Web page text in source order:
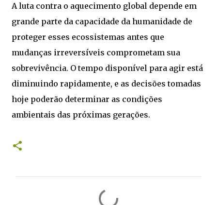
A luta contra o aquecimento global depende em
grande parte da capacidade da humanidade de
proteger esses ecossistemas antes que
mudanças irreversíveis comprometam sua
sobrevivência. O tempo disponível para agir está
diminuindo rapidamente, e as decisões tomadas
hoje poderão determinar as condições
ambientais das próximas gerações.